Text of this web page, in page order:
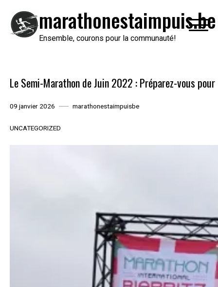
contenu
marathonestaimpuis.be
Ensemble, courons pour la communauté!
Le Semi-Marathon de Juin 2022 : Préparez-vous pour
09 janvier 2026 marathonestaimpuisbe
UNCATEGORIZED